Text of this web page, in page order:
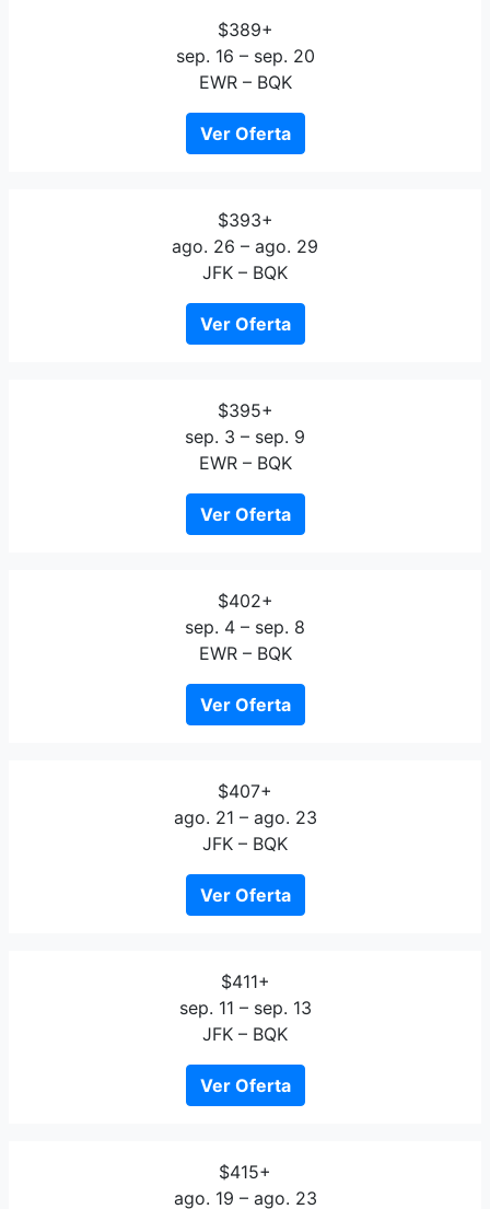
$389+
sep. 16 – sep. 20
EWR – BQK
Ver Oferta
$393+
ago. 26 – ago. 29
JFK – BQK
Ver Oferta
$395+
sep. 3 – sep. 9
EWR – BQK
Ver Oferta
$402+
sep. 4 – sep. 8
EWR – BQK
Ver Oferta
$407+
ago. 21 – ago. 23
JFK – BQK
Ver Oferta
$411+
sep. 11 – sep. 13
JFK – BQK
Ver Oferta
$415+
ago. 19 – ago. 23